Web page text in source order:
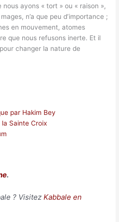
nous ayons « tort » ou « raison »,
n’a que peu d’importance ;
en mouvement, atomes
que nous refusons inerte. Et il
changer la nature de
par Hakim Bey
Sainte Croix
.
? VisitezKabbale en